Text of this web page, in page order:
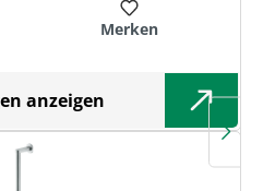
Merken
anzeigen